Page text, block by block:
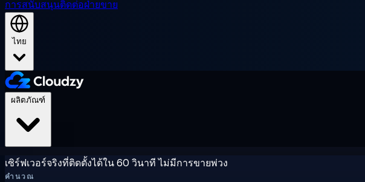
การสนับสนุนติดต่อฝ่ายขาย
ไทย
เซิร์ฟเวอร์จริงที่ติดตั้งได้ใน 60 วินาที ไม่มีการขายพ่วง
คำนวณ